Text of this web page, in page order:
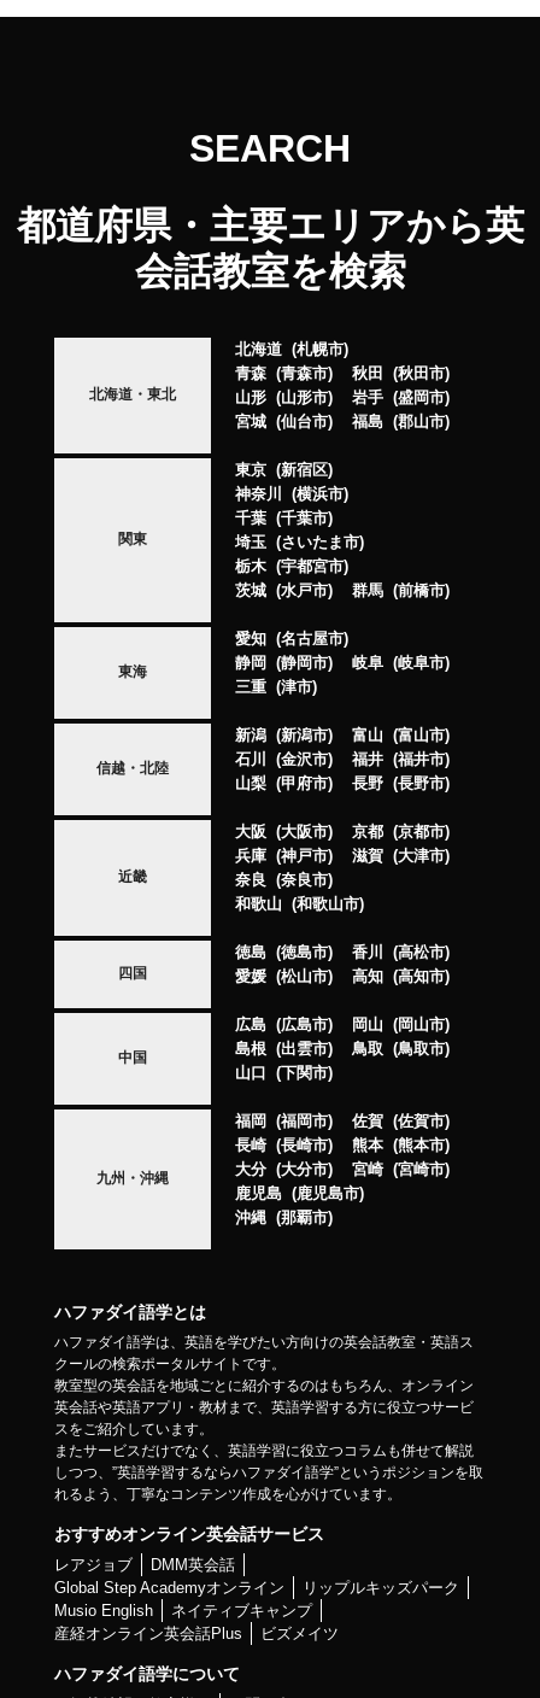
SEARCH
都道府県・主要エリアから英
会話教室を検索
北海道・東北
北海道
札幌市
青森
青森市 秋田
秋田市
山形
山形市 岩手
盛岡市
宮城
仙台市 福島 郡山市
関東
東京
新宿区
神奈川
横浜市
千葉
千葉市
埼玉
さいたま市
栃木
宇都宮市
茨城
水戸市 群馬 前橋市
東海
愛知
名古屋市
静岡
静岡市 岐阜
岐阜市
三重
津市
信越・北陸
新潟 新潟市 富山
富山市
石川
金沢市 福井
福井市
山梨
甲府市 長野 長野市
近畿
大阪 大阪市 京都
京都市
兵庫
神戸市 滋賀
大津市
奈良
奈良市
和歌山
和歌山市
四国
徳島 徳島市 香川
高松市
愛媛
松山市 高知 高知市
中国
広島 広島市 岡山
岡山市
島根
出雲市 鳥取
鳥取市
山口
下関市
九州・沖縄
福岡 福岡市 佐賀
佐賀市
長崎
長崎市 熊本
熊本市
大分
大分市 宮崎
宮崎市
鹿児島
鹿児島市
沖縄
那覇市
ハファダイ語学とは
ハファダイ語学は、英語を学びたい方向けの英会話教室・英語ス
クールの検索ポータルサイトです。
教室型の英会話を地域ごとに紹介するのはもちろん、オンライン
英会話や英語アプリ・教材まで、英語学習する方に役立つサービ
スをご紹介しています。
またサービスだけでなく、英語学習に役立つコラムも併せて解説
しつつ、”英語学習するならハファダイ語学”というポジションを取
れるよう、丁寧なコンテンツ作成を心がけています。
おすすめオンライン英会話サービス
レアジョブ
DMM英会話
Global Step Academyオンライン
リップルキッズパーク
Musio English
ネイティブキャンプ
産経オンライン英会話Plus
ビズメイツ
ハファダイ語学について